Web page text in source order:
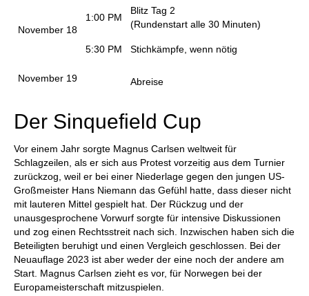
November 18
1:00 PM
Blitz Tag 2
(Rundenstart alle 30 Minuten)
5:30 PM Stichkämpfe, wenn nötig
November 19 Abreise
Der Sinquefield Cup
Vor einem Jahr sorgte Magnus Carlsen weltweit für
Schlagzeilen, als er sich aus Protest vorzeitig aus dem Turnier
zurückzog, weil er bei einer Niederlage gegen den jungen US-
Großmeister Hans Niemann das Gefühl hatte, dass dieser nicht
mit lauteren Mittel gespielt hat. Der Rückzug und der
unausgesprochene Vorwurf sorgte für intensive Diskussionen
und zog einen Rechtsstreit nach sich. Inzwischen haben sich die
Beteiligten beruhigt und einen Vergleich geschlossen. Bei der
Neuauflage 2023 ist aber weder der eine noch der andere am
Start. Magnus Carlsen zieht es vor, für Norwegen bei der
Europameisterschaft mitzuspielen.